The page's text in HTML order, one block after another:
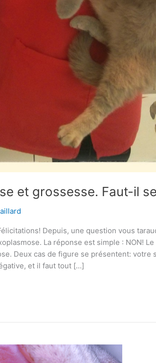
et grossesse. Faut-il
Depuis, une question vous
La réponse est simple : NON!
Deux cas de figure se présentent: votre
et il faut tout […]